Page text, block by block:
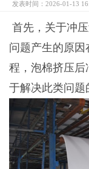
发表时间：2026-01-13
首先，关于冲
问题产生的原因
程，泡棉挤压
于解决此类问题